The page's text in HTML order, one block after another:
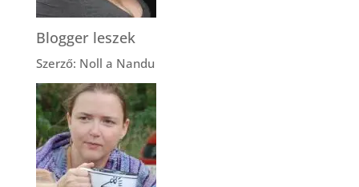
Blogger leszek
Szerző: Noll a Nandu